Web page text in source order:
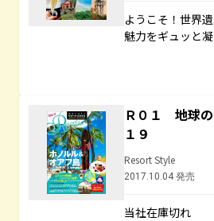
ようこそ！世界
魅力をギュッと
Ｒ０１ 地球
１９
Resort Style
2017.10.04 発売
当社在庫切れ